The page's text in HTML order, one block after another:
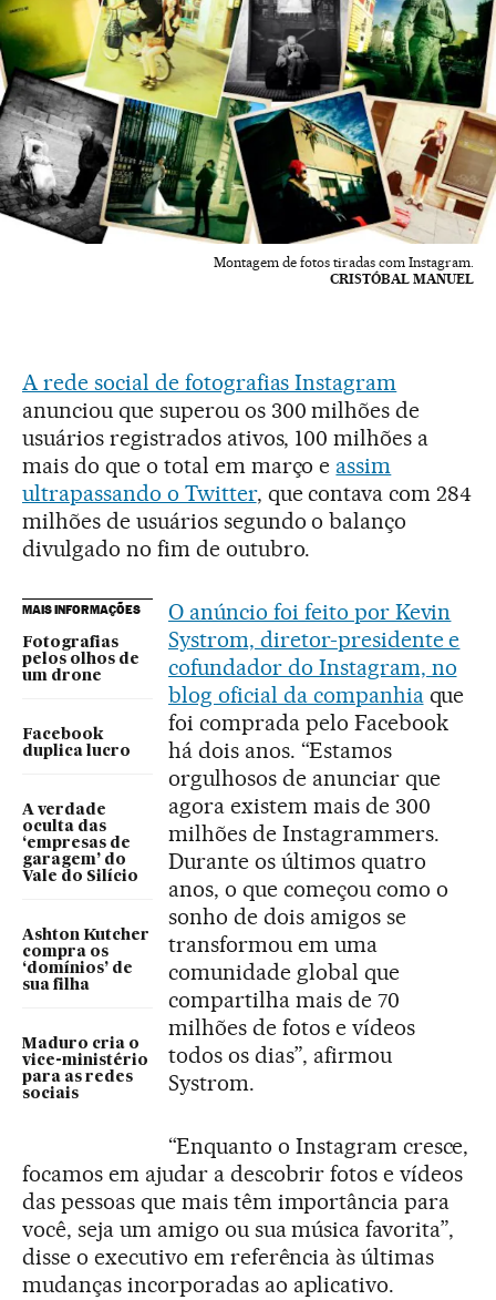
Montagem de fotos tiradas com Instagram.
CRISTÓBAL MANUEL
A rede social de fotografias Instagram
anunciou que superou os 300 milhões de
usuários registrados ativos, 100 milhões a
mais do que o total em março e assim
ultrapassando o Twitter, que contava com 284
milhões de usuários segundo o balanço
divulgado no fim de outubro.
MAIS INFORMAÇÕES
Fotografias
pelos olhos de
um drone
Facebook
duplica lucro
A verdade
oculta das
‘empresas de
garagem’ do
Vale do Silício
Ashton Kutcher
compra os
‘domínios’ de
sua filha
Maduro cria o
vice-ministério
para as redes
sociais
O anúncio foi feito por Kevin
Systrom, diretor-presidente e
cofundador do Instagram, no
blog oficial da companhiaque
foi comprada pelo Facebook
há dois anos. “Estamos
orgulhosos de anunciar que
agora existem mais de 300
milhões de Instagrammers.
Durante os últimos quatro
anos, o que começou como o
sonho de dois amigos se
transformou em uma
comunidade global que
compartilha mais de 70
milhões de fotos e vídeos
todos os dias”, afirmou
Systrom.
“Enquanto o Instagram cresce,
focamos em ajudar a descobrir fotos e vídeos
das pessoas que mais têm importância para
você, seja um amigo ou sua música favorita”,
disse o executivo em referência às últimas
mudanças incorporadas ao aplicativo.